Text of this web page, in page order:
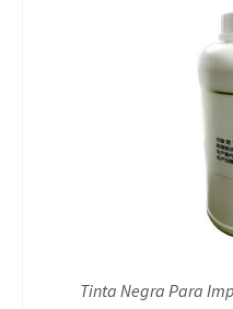
Tinta Negra Para